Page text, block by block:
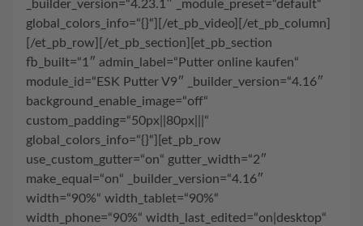
_builder_version=“4.23.1″ _module_preset=“default“
global_colors_info=“{}“][/et_pb_video][/et_pb_column]
[/et_pb_row][/et_pb_section][et_pb_section
fb_built=“1″ admin_label=“Putter online kaufen“
module_id=“ESK Putter V9″ _builder_version=“4.16″
background_enable_image=“off“
custom_padding=“50px||80px|||“
global_colors_info=“{}“][et_pb_row
use_custom_gutter=“on“ gutter_width=“2″
make_equal=“on“ _builder_version=“4.16″
width=“90%“ width_tablet=“90%“
width_phone=“90%“ width_last_edited=“on|desktop“